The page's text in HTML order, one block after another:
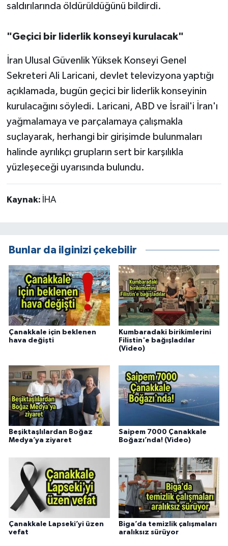
saldırılarında öldürüldüğünü bildirdi.
"Geçici bir liderlik konseyi kurulacak"
İran Ulusal Güvenlik Yüksek Konseyi Genel
Sekreteri Ali Laricani, devlet televizyona yaptığı
açıklamada, bugün geçici bir liderlik konseyinin
kurulacağını söyledi. Laricani, ABD ve İsrail'i İran'ı
yağmalamaya ve parçalamaya çalışmakla
suçlayarak, herhangi bir girişimde bulunmaları
halinde ayrılıkçı grupların sert bir karşılıkla
yüzleşeceği uyarısında bulundu.
Kaynak: İHA
Bunlar da ilginizi çekebilir
Çanakkale için beklenen
hava değişti
Kumbaradaki birikimlerini
Filistin'e bağışladılar
(Video)
Beşiktaşlılardan Boğaz
Medya’ya ziyaret
Saipem 7000 Çanakkale
Boğazı’nda! (Video)
Çanakkale Lapseki’yi üzen
vefat
Biga’da temizlik çalışmaları
aralıksız sürüyor